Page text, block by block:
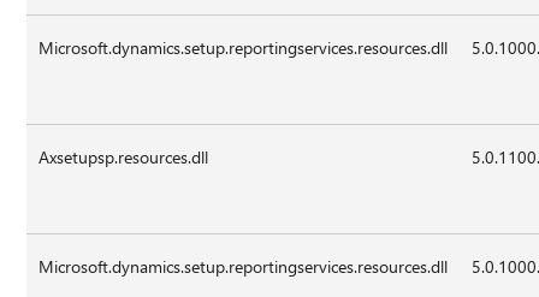
Microsoft.dynamics.setup.reportingservices.resources.dll
Axsetupsp.resources.dll
Microsoft.dynamics.setup.reportingservices.resources.dll